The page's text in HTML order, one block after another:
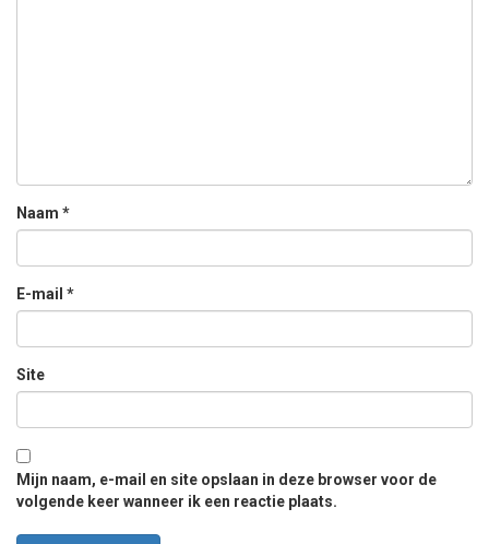
Naam *
E-mail *
Site
Mijn naam, e-mail en site opslaan in deze browser voor de
volgende keer wanneer ik een reactie plaats.